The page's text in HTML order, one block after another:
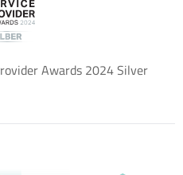
Awards 2024 Silver